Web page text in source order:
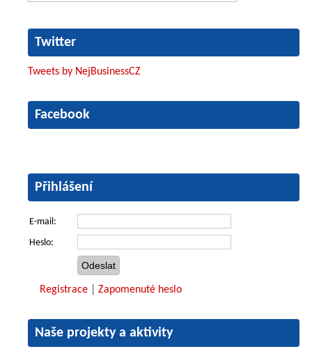
Twitter
Tweets by NejBusinessCZ
Facebook
Přihlášení
E-mail:
Heslo:
Registrace Zapomenuté heslo
Naše projekty a aktivity